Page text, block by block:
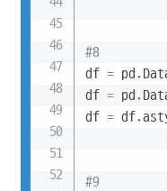
#8
df = pd.
df = pd.
df = df.
#9